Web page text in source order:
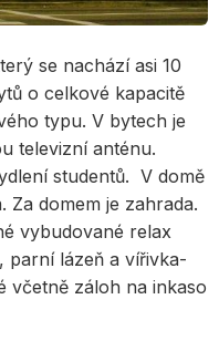
se nachází asi 10
o celkové kapacitě
typu. V bytech je
televizní anténu.
studentů. V domě
Za domem je zahrada.
vybudované relax
parní lázeň a vířivka-
včetně záloh na inkaso